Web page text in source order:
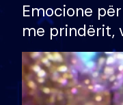
Emocione
me prindërit,
divorci apo